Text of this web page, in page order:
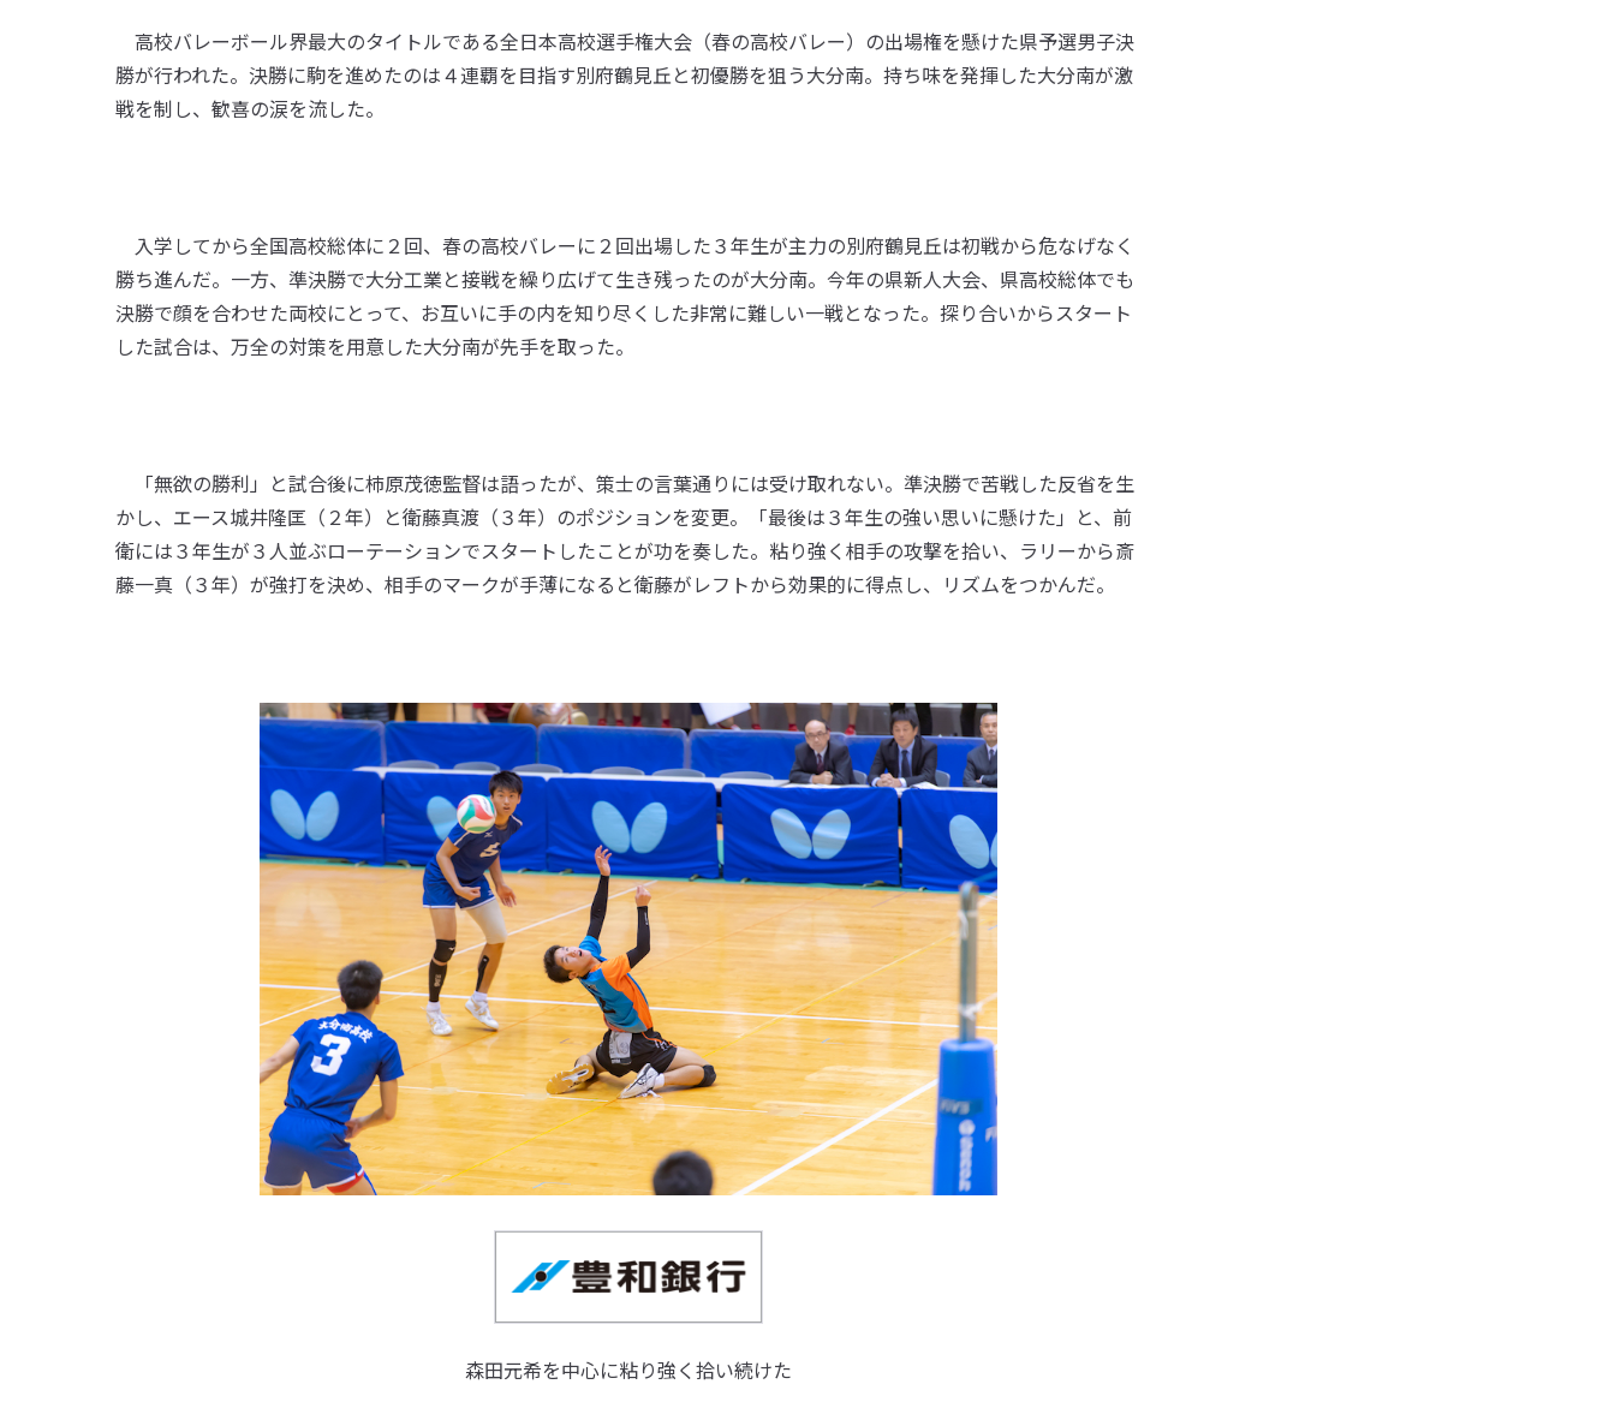
高校バレーボール界最大のタイトルである全日本高校選手権大会（春の高校バレー）の出場権を懸けた県予選男子決
勝が行われた。決勝に駒を進めたのは４連覇を目指す別府鶴見丘と初優勝を狙う大分南。持ち味を発揮した大分南が激
戦を制し、歓喜の涙を流した。
入学してから全国高校総体に２回、春の高校バレーに２回出場した３年生が主力の別府鶴見丘は初戦から危なげなく
勝ち進んだ。一方、準決勝で大分工業と接戦を繰り広げて生き残ったのが大分南。今年の県新人大会、県高校総体でも
決勝で顔を合わせた両校にとって、お互いに手の内を知り尽くした非常に難しい一戦となった。探り合いからスタート
した試合は、万全の対策を用意した大分南が先手を取った。
「無欲の勝利」と試合後に柿原茂徳監督は語ったが、策士の言葉通りには受け取れない。準決勝で苦戦した反省を生
かし、エース城井隆匡（２年）と衛藤真渡（３年）のポジションを変更。「最後は３年生の強い思いに懸けた」と、前
衛には３年生が３人並ぶローテーションでスタートしたことが功を奏した。粘り強く相手の攻撃を拾い、ラリーから斎
藤一真（３年）が強打を決め、相手のマークが手薄になると衛藤がレフトから効果的に得点し、リズムをつかんだ。
森田元希を中心に粘り強く拾い続けた